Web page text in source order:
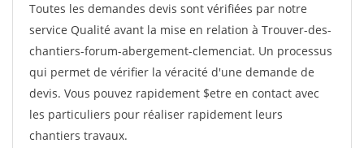
Toutes les demandes devis sont vérifiées par notre
service Qualité avant la mise en relation à Trouver-des-
chantiers-forum-abergement-clemenciat. Un processus
qui permet de vérifier la véracité d'une demande de
devis. Vous pouvez rapidement $etre en contact avec
les particuliers pour réaliser rapidement leurs
chantiers travaux.